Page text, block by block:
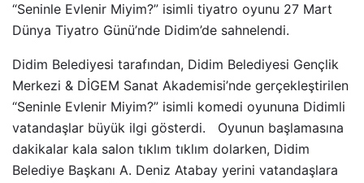
“Seninle Evlenir Miyim?” isimli tiyatro oyunu 27 Mart
Dünya Tiyatro Günü’nde Didim’de sahnelendi.
Didim Belediyesi tarafından, Didim Belediyesi Gençlik
Merkezi & DİGEM Sanat Akademisi’nde gerçekleştirilen
“Seninle Evlenir Miyim?” isimli komedi oyununa Didimli
vatandaşlar büyük ilgi gösterdi. Oyunun başlamasına
dakikalar kala salon tıklım tıklım dolarken, Didim
Belediye Başkanı A. Deniz Atabay yerini vatandaşlara